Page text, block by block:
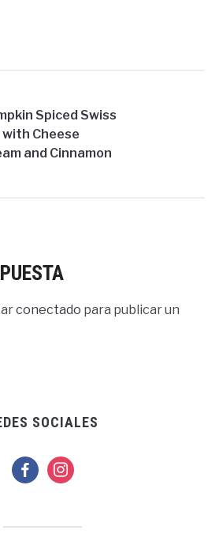
Spiced Swiss
with Cheese
and Cinnamon
conectado para publicar un
SOCIALES
facebookinstagram